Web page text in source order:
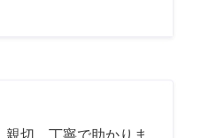
切、丁寧で助かりま